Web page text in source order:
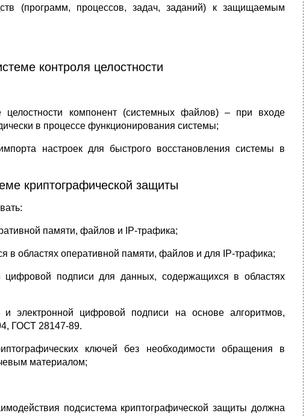
(программ, процессов, задач, заданий) к защищаемым
контроля целостности
целостности компонент (системных файлов) – при входе
в процессе функционирования системы;
настроек для быстрого восстановления системы в
криптографической защиты
памяти, файлов и IP-трафика;
в областях оперативной памяти, файлов и для IP-трафика;
цифровой подписи для данных, содержащихся в областях
электронной цифровой подписи на основе алгоритмов,
ГОСТ 28147-89.
ключей без необходимости обращения в
материалом;
подсистема криптографической защиты должна